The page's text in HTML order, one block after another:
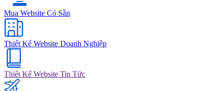
Mua Website Có Sẵn
Thiết Kế Website Doanh Nghiệp
Thiết Kế Website Tin Tức